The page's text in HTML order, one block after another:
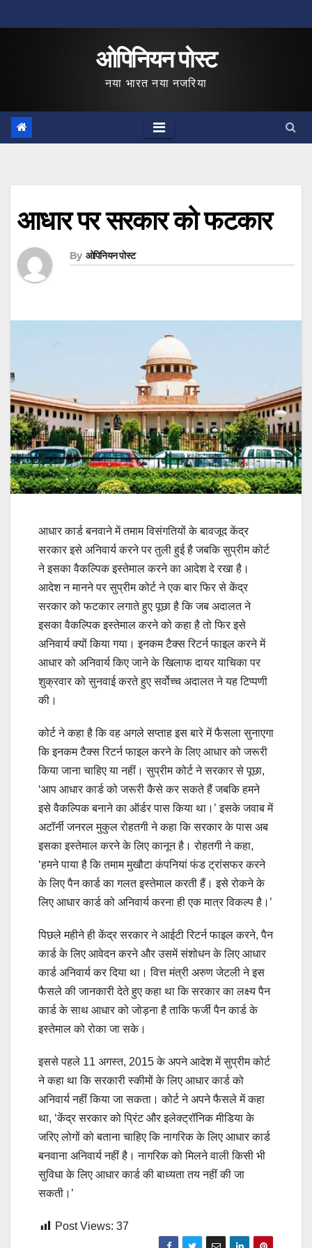
to
ओपिनियन पोस्ट
नया भारत नया नजरिया
आधार पर सरकार को फटकार
By ओपिनियन पोस्ट
आधार कार्ड बनवाने में तमाम विसंगतियों के बावजूद केंद्र
सरकार इसे अनिवार्य करने पर तुली हुई है जबकि सुप्रीम कोर्ट
ने इसका वैकल्पिक इस्तेमाल करने का आदेश दे रखा है।
आदेश न मानने पर सुप्रीम कोर्ट ने एक बार फिर से केंद्र
सरकार को फटकार लगाते हुए पूछा है कि जब अदालत ने
इसका वैकल्पिक इस्तेमाल करने को कहा है तो फिर इसे
अनिवार्य क्यों किया गया। इनकम टैक्स रिटर्न फाइल करने में
आधार को अनिवार्य किए जाने के खिलाफ दायर याचिका पर
शुक्रवार को सुनवाई करते हुए सर्वोच्च अदालत ने यह टिप्पणी
की।
कोर्ट ने कहा है कि वह अगले सप्ताह इस बारे में फैसला सुनाएगा
कि इनकम टैक्स रिटर्न फाइल करने के लिए आधार को जरूरी
किया जाना चाहिए या नहीं। सुप्रीम कोर्ट ने सरकार से पूछा,
‘आप आधार कार्ड को जरूरी कैसे कर सकते हैं जबकि हमने
इसे वैकल्पिक बनाने का ऑर्डर पास किया था।’ इसके जवाब में
अटॉर्नी जनरल मुकुल रोहतगी ने कहा कि सरकार के पास अब
इसका इस्तेमाल करने के लिए कानून है। रोहतगी ने कहा,
‘हमने पाया है कि तमाम मुखौटा कंपनियां फंड ट्रांसफर करने
के लिए पैन कार्ड का गलत इस्तेमाल करती हैं। इसे रोकने के
लिए आधार कार्ड को अनिवार्य करना ही एक मात्र विकल्प है।’
पिछले महीने ही केंद्र सरकार ने आईटी रिटर्न फाइल करने, पैन
कार्ड के लिए आवेदन करने और उसमें संशोधन के लिए आधार
कार्ड अनिवार्य कर दिया था। वित्त मंत्री अरुण जेटली ने इस
फैसले की जानकारी देते हुए कहा था कि सरकार का लक्ष्य पैन
कार्ड के साथ आधार को जोड़ना है ताकि फर्जी पैन कार्ड के
इस्तेमाल को रोका जा सके।
इससे पहले 11 अगस्त, 2015 के अपने आदेश में सुप्रीम कोर्ट
ने कहा था कि सरकारी स्कीमों के लिए आधार कार्ड को
अनिवार्य नहीं किया जा सकता। कोर्ट ने अपने फैसले में कहा
था, ‘केंद्र सरकार को प्रिंट और इलेक्ट्रॉनिक मीडिया के
जरिए लोगों को बताना चाहिए कि नागरिक के लिए आधार कार्ड
बनवाना अनिवार्य नहीं है। नागरिक को मिलने वाली किसी भी
सुविधा के लिए आधार कार्ड की बाध्यता तय नहीं की जा
सकती।’
Post Views: 37